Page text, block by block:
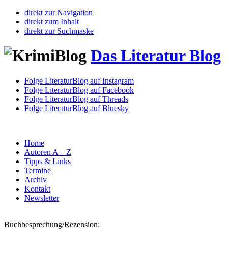
direkt zur Navigation
direkt zum Inhalt
direkt zur Suchmaske
Das Literatur Blog
Folge LiteraturBlog auf Instagram
Folge LiteraturBlog auf Facebook
Folge LiteraturBlog auf Threads
Folge LiteraturBlog auf Bluesky
Home
Autoren A – Z
Tipps & Links
Termine
Archiv
Kontakt
Newsletter
Buchbesprechung/Rezension: